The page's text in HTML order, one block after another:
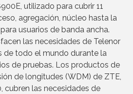
utilizado para cubrir 11
agregación, núcleo hasta la
usuarios de banda ancha.
las necesidades de Telenor
de todo el mundo durante la
de pruebas. Los productos de
de longitudes (WDM) de ZTE,
cubren las necesidades de